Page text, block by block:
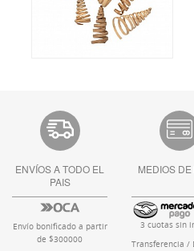
ENVÍOS A TODO EL
PAIS
Envío bonificado a partir
de $300000
MEDIOS DE
3 cuotas sin
Transferencia /